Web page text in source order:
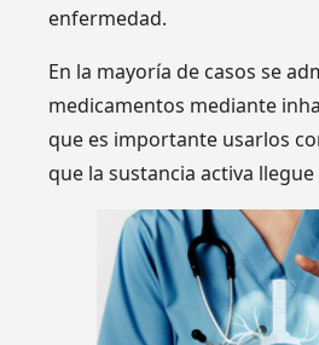
enfermedad.
En la mayoría de casos se
medicamentos mediante
que es importante usarlos
que la sustancia activa